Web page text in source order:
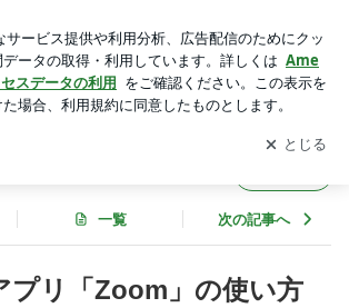
Soroban11111代表のブログ
ードして ブログの更新通知
を受け取りまし
開く
一覧 次の記事へ
プリ「Zoom」の使い方